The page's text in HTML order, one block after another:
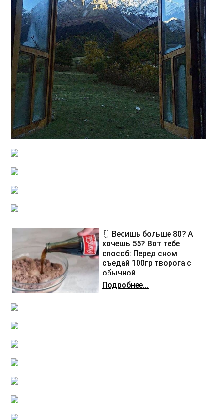
🩱 Весишь больше 80? А
хочешь 55? Вот тебе
способ: Перед сном
съедай 100гр творога с
обычной...
Подробнее...